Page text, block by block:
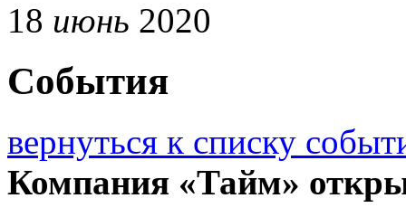
18 июнь 2020
События
вернуться к списку
Компания «Тайм»